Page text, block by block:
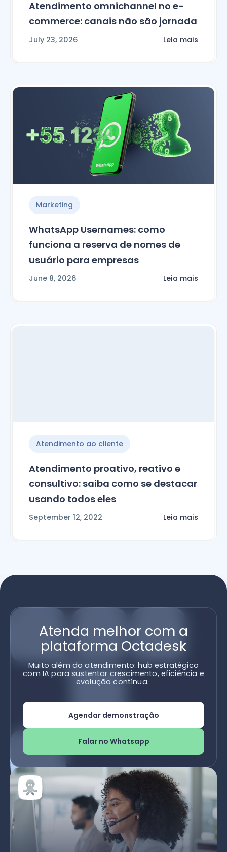
Atendimento omnichannel no e-
commerce: canais não são jornada
July 23, 2026 Leia mais
Marketing
WhatsApp Usernames: como
funciona a reserva de nomes de
usuário para empresas
June 8, 2026 Leia mais
Atendimento ao cliente
Atendimento proativo, reativo e
consultivo: saiba como se destacar
usando todos eles
September 12, 2022 Leia mais
Atenda melhor com a
plataforma Octadesk
Muito além do atendimento: hub estratégico
com IA para sustentar crescimento, eficiência e
evolução contínua.
Agendar demonstração
Falar no Whatsapp